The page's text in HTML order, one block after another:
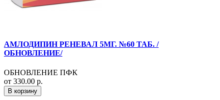
АМЛОДИПИН РЕНЕВАЛ 5МГ. №60 ТАБ. /
ОБНОВЛЕНИЕ/
ОБНОВЛЕНИЕ ПФК
от 330.00 р.
В корзину